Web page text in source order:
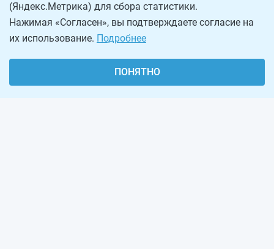
(Яндекс.Метрика) для сбора статистики.
Нажимая «Согласен», вы подтверждаете согласие на
их использование. Подробнее
ПОНЯТНО